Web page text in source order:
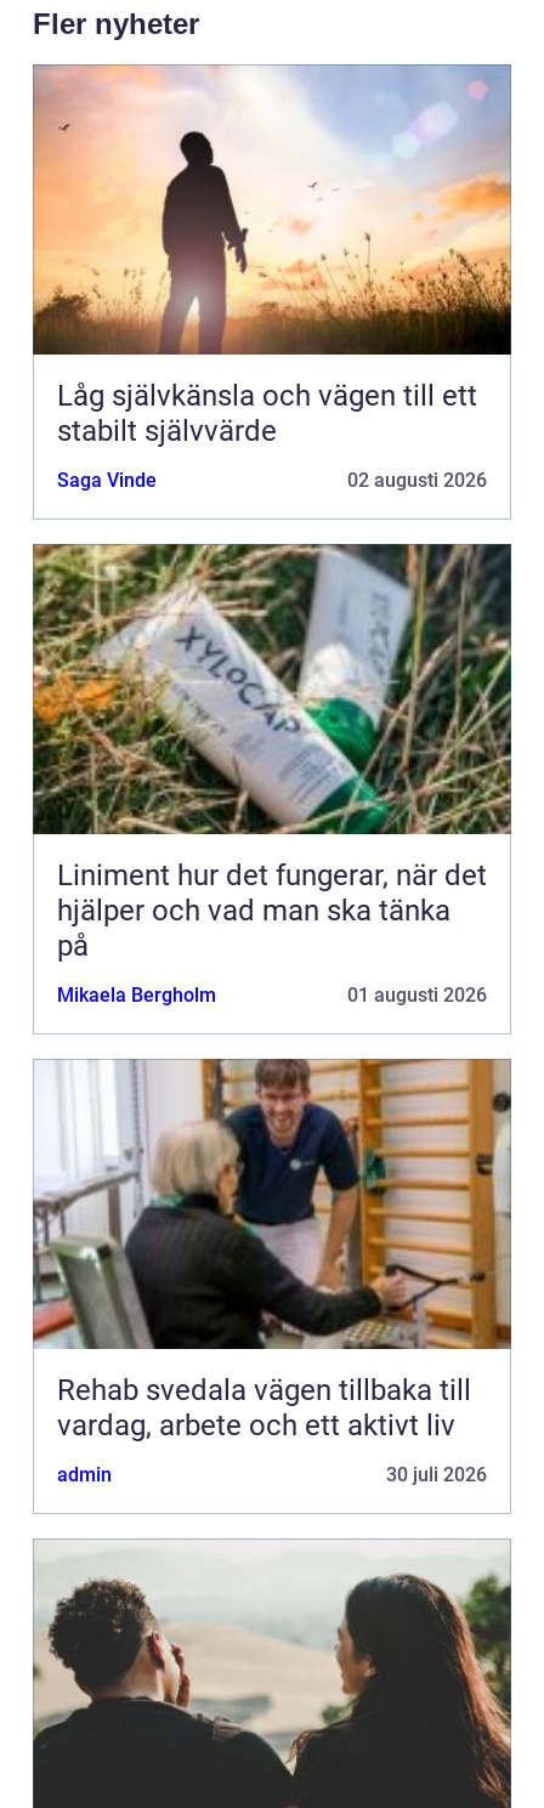
Fler nyheter
Låg självkänsla och vägen till ett
stabilt självvärde
Saga Vinde 02 augusti 2026
Liniment hur det fungerar, när det
hjälper och vad man ska tänka
på
Mikaela Bergholm 01 augusti 2026
Rehab svedala vägen tillbaka till
vardag, arbete och ett aktivt liv
admin 30 juli 2026